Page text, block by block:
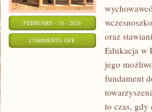
FEBRUARY - 10 - 2026
COMMENTS OFFON
PRZYSZŁOŚĆ
oraz
Edukacja w
jego
fundament
to czas, gdy